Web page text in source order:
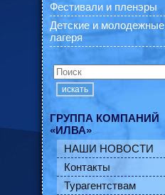
Фестивали и пленэры
Детские и молодежные
лагеря
искать
ГРУППА КОМПАНИЙ
«ИЛВА»
НАШИ НОВОСТИ
Контакты
Турагентствам